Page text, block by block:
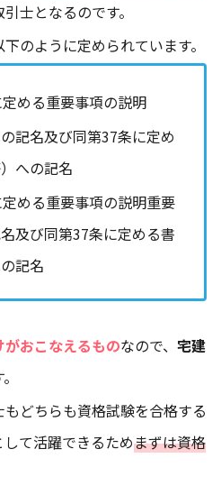
士となるのです。
下のように定められています。
める重要事項の説明
記名及び同第37条に定め
への記名
める重要事項の説明重要
及び同第37条に定める書
記名
おこなえるものなので、 宅建
どちらも資格試験を合格する
て活躍できるためまずは資格